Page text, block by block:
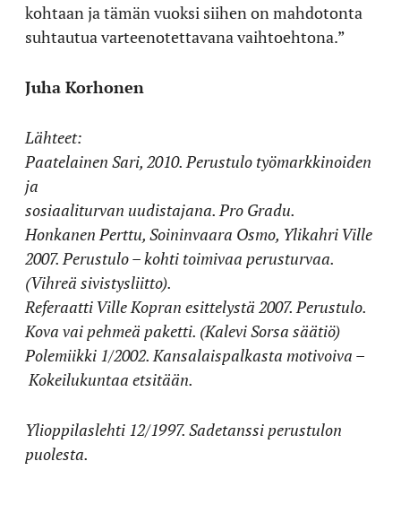
kohtaan ja tämän vuoksi siihen on mahdotonta
suhtautua varteenotettavana vaihtoehtona.”
Juha Korhonen
Lähteet:
Paatelainen Sari, 2010. Perustulo työmarkkinoiden
ja
sosiaaliturvan uudistajana. Pro Gradu.
Honkanen Perttu, Soininvaara Osmo, Ylikahri Ville
2007. Perustulo – kohti toimivaa perusturvaa.
(Vihreä sivistysliitto).
Referaatti Ville Kopran esittelystä 2007. Perustulo.
Kova vai pehmeä paketti. (Kalevi Sorsa säätiö)
Polemiikki 1/2002. Kansalaispalkasta motivoiva –
Kokeilukuntaa etsitään.
Ylioppilaslehti 12/1997. Sadetanssi perustulon
puolesta.